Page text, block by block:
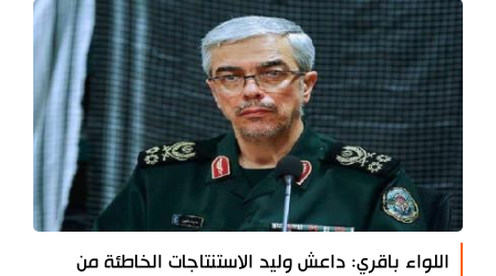
اللواء باقري: داعش وليد الاستنتاجات الخاطئة من